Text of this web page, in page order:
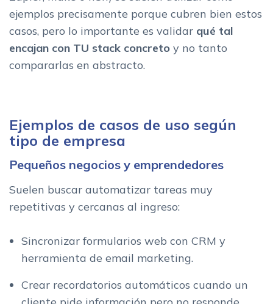
ejemplos precisamente porque cubren bien estos
casos, pero lo importante es validar qué tal
encajan con TU stack concreto y no tanto
compararlas en abstracto.
Ejemplos de casos de uso según
tipo de empresa
Pequeños negocios y emprendedores
Suelen buscar automatizar tareas muy
repetitivas y cercanas al ingreso:
Sincronizar formularios web con CRM y
herramienta de email marketing.
Crear recordatorios automáticos cuando un